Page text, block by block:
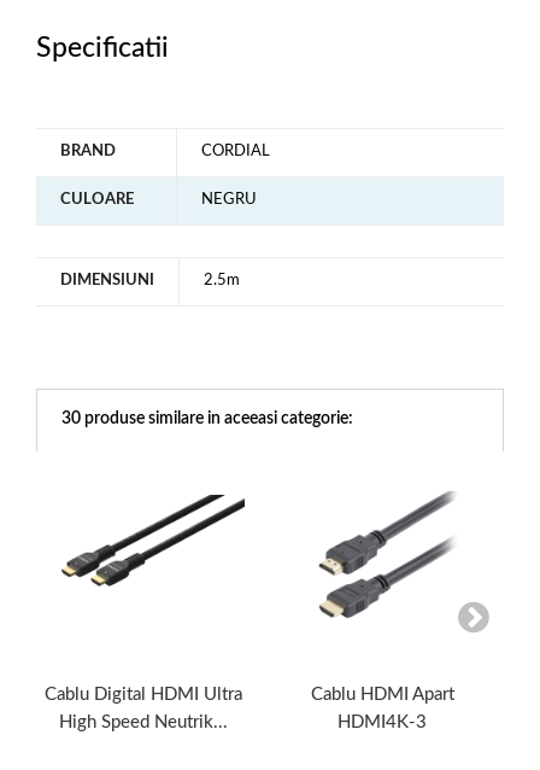
Specificatii
BRAND CORDIAL
CULOARE NEGRU
DIMENSIUNI 2.5m
30 produse similare in aceeasi categorie:
Cablu Digital HDMI Ultra
High Speed Neutrik...
Cablu HDMI Apart
HDMI4K-3